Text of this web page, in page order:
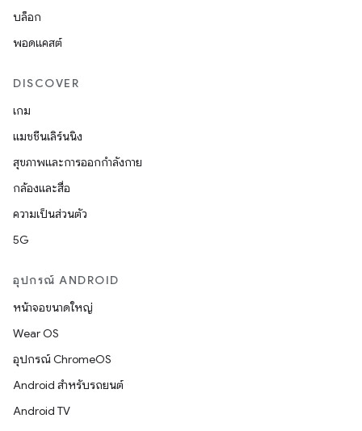
บล็อก
พอดแคสต์
DISCOVER
เกม
แมชชีนเลิร์นนิง
สุขภาพและการออกกำลังกาย
กล้องและสื่อ
ความเป็นส่วนตัว
5G
อุปกรณ์ ANDROID
หน้าจอขนาดใหญ่
Wear OS
อุปกรณ์ ChromeOS
Android สำหรับรถยนต์
Android TV